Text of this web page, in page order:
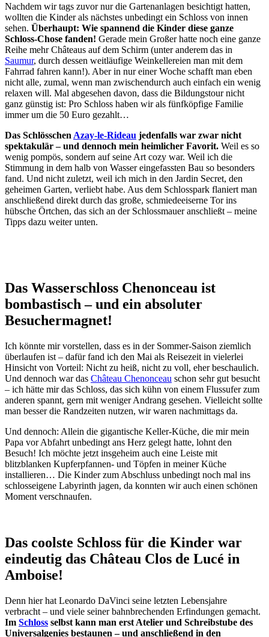
Nachdem wir tags zuvor nur die Gartenanlagen besichtigt hatten,
wollten die Kinder als nächstes unbedingt ein Schloss von innen
sehen. Überhaupt: Wie spannend die Kinder diese ganze
Schloss-Chose fanden! Gerade mein Großer hatte noch eine ganze
Reihe mehr Châteaus auf dem Schirm (unter anderem das in
Saumur, durch dessen weitläufige Weinkellereien man mit dem
Fahrrad fahren kann!). Aber in nur einer Woche schafft man eben
nicht alle, zumal, wenn man zwischendurch auch einfach ein wenig
relaxen will. Mal abgesehen davon, dass die Bildungstour nicht
ganz günstig ist: Pro Schloss haben wir als fünfköpfige Familie
immer um die 50 Euro gezahlt…
Das Schlösschen Azay-le-Rideau jedenfalls war zwar nicht
spektakulär – und dennoch mein heimlicher Favorit. Weil es so
wenig pompös, sondern auf seine Art cozy war. Weil ich die
Stimmung in dem halb von Wasser eingefassten Bau so besonders
fand. Und nicht zuletzt, weil ich mich in den Jardin Secret, den
geheimen Garten, verliebt habe. Aus dem Schlosspark flaniert man
anschließend direkt durch das große, schmiedeeiserne Tor ins
hübsche Örtchen, das sich an der Schlossmauer anschließt – meine
Tipps dazu weiter unten.
Das Wasserschloss Chenonceau ist
bombastisch – und ein absoluter
Besuchermagnet!
Ich könnte mir vorstellen, dass es in der Sommer-Saison ziemlich
überlaufen ist – dafür fand ich den Mai als Reisezeit in vielerlei
Hinsicht von Vorteil: Nicht zu heiß, nicht zu voll, eher beschaulich.
Und dennoch war das Château Chenonceau schon sehr gut besucht
– ich hätte mir das Schloss, das sich kühn von einem Flussufer zum
anderen spannt, gern mit weniger Andrang gesehen. Vielleicht sollte
man besser die Randzeiten nutzen, wir waren nachmittags da.
Und dennoch: Allein die gigantische Keller-Küche, die mir mein
Papa vor Abfahrt unbedingt ans Herz gelegt hatte, lohnt den
Besuch! Ich möchte jetzt insgeheim auch eine Leiste mit
blitzblanken Kupferpfannen- und Töpfen in meiner Küche
installieren… Die Kinder zum Abschluss unbedingt noch mal ins
schlosseigene Labyrinth jagen, da konnten wir auch einen schönen
Moment verschnaufen.
Das coolste Schloss für die Kinder war
eindeutig das Château Clos de Lucé in
Amboise!
Denn hier hat Leonardo DaVinci seine letzten Lebensjahre
verbracht – und viele seiner bahnbrechenden Erfindungen gemacht.
Im Schloss selbst kann man erst Atelier und Schreibstube des
Universalgenies bestaunen – und anschließend in den